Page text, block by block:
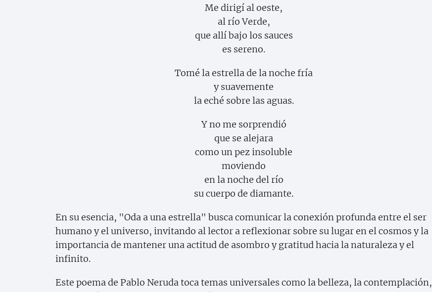
Me dirigí al oeste,
al río Verde,
que allí bajo los sauces
es sereno.
Tomé la estrella de la noche fría
y suavemente
la eché sobre las aguas.
Y no me sorprendió
que se alejara
como un pez insoluble
moviendo
en la noche del río
su cuerpo de diamante.
En su esencia, "Oda a una estrella" busca comunicar la conexión profunda entre el ser
humano y el universo, invitando al lector a reflexionar sobre su lugar en el cosmos y la
importancia de mantener una actitud de asombro y gratitud hacia la naturaleza y el
infinito.
Este poema de Pablo Neruda toca temas universales como la belleza, la contemplación,